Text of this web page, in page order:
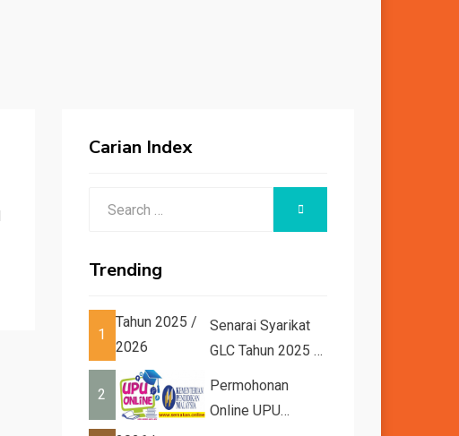
Carian Index
SEARCH
Trending
1
Senarai Syarikat
GLC Tahun 2025 /
2026
2
Permohonan
Online UPU